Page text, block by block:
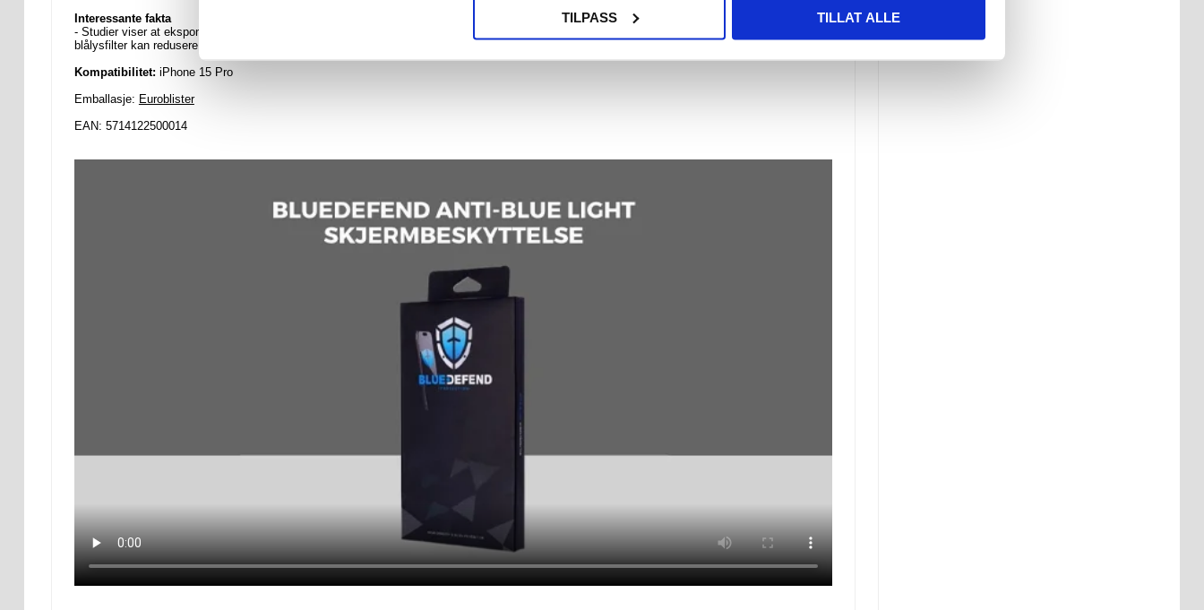
TILPASS TILLAT ALLE
Interessante fakta
- Studier viser at eksponering for blått lys fra skjermer kan føre til digital belastning av øynene og forstyrret søvnmønster. Skjermbeskyttere med
blålysfilter kan redusere denne risikoen samtidig som skjermens klarhet bevares.
Kompatibilitet: iPhone 15 Pro
Emballasje: Euroblister
EAN: 5714122500014